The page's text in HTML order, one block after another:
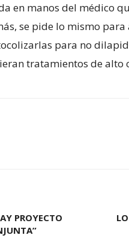
en manos del médico
se pide lo mismo
para no
tratamientos de alto
PROYECTO